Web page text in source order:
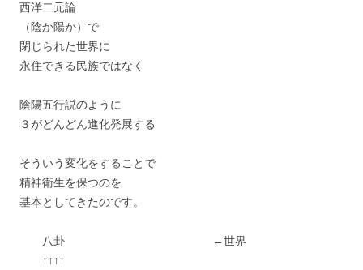
西洋二元論
（陰か陽か）で
閉じられた世界に
永住できる民族ではなく
陰陽五行説のように
３がどんどん進化発展する
そういう変化をすることで
精神衛生を保つのを
基本としてきたのです。
八卦 ←世界
↑↑↑↑